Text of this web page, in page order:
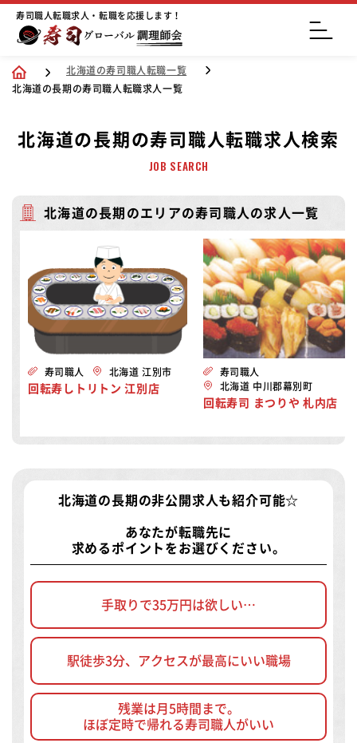
寿司職人転職求人・転職を応援します！
北海道の寿司職人転職一覧
北海道の長期の寿司職人転職求人一覧
北海道の長期の寿司職人転職求人検索
JOB SEARCH
北海道の長期のエリアの寿司職人の求人一覧
寿司職人 北海道 江別市
回転寿しトリトン 江別店
寿司職人
北海道 中川郡幕別町
回転寿司 まつりや 札内店
北海道の長期の非公開求人 も紹介可能☆
あなたが転職先に
求めるポイントをお選びください。
手取りで35万円は欲しい…
駅徒歩3分、アクセスが最高にいい職場
残業は月5時間まで。
ほぼ定時で帰れる寿司職人がいい